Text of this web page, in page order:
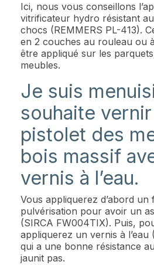
Ici, nous vous conseillons
vitrificateur hydro résistant
chocs (REMMERS PL-413).
en 2 couches au rouleau ou
être appliqué sur les
meubles.
Je suis
souhaite vernir
pistolet des
bois massif
vernis à l’eau.
Vous appliquerez d’abord
pulvérisation pour avoir un
(SIRCA FW004TIX). Puis,
appliquerez un vernis à l’eau
qui a une bonne résistance
jaunit pas.